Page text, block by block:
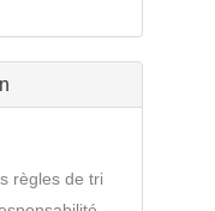
règles de tri